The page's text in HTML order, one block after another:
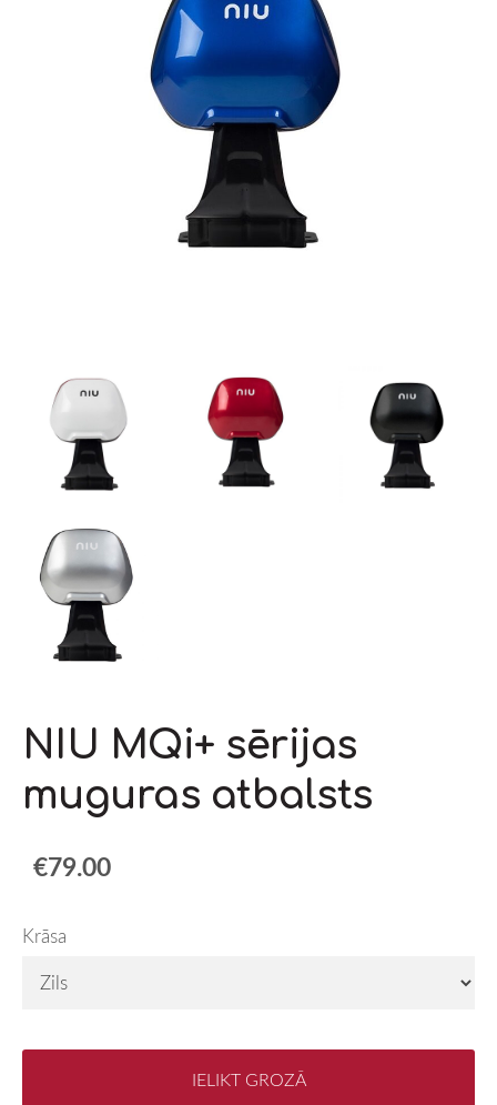
NIU MQi+ sērijas
muguras atbalsts
€79.00
Krāsa
IELIKT GROZĀ